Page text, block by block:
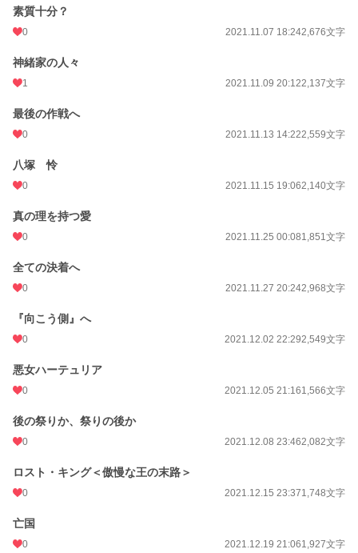
素質十分？
0 2021.11.07 18:242,676文字
神緒家の人々
1 2021.11.09 20:122,137文字
最後の作戦へ
0 2021.11.13 14:222,559文字
八塚 怜
0 2021.11.15 19:062,140文字
真の理を持つ愛
0 2021.11.25 00:081,851文字
全ての決着へ
0 2021.11.27 20:242,968文字
『向こう側』へ
0 2021.12.02 22:292,549文字
悪女ハーテュリア
0 2021.12.05 21:161,566文字
後の祭りか、祭りの後か
0 2021.12.08 23:462,082文字
ロスト・キング＜傲慢な王の末路＞
0 2021.12.15 23:371,748文字
亡国
0 2021.12.19 21:061,927文字